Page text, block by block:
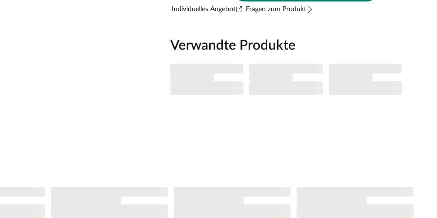
der Montage sowohl von innen als auch von
Auswahl von Holzschutzmitteln empfehlen wir,
des Herstellers zu folgen, die du in der
Individuelles Angebot Fragen zum Produkt
Verwandte Produkte